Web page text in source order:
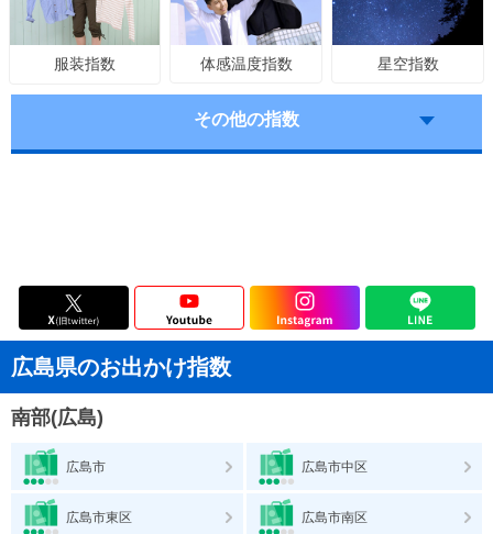
服装指数 体感温度指数 星空指数
その他の指数
広島県のお出かけ指数
南部(広島)
広島市 広島市中区
広島市東区 広島市南区